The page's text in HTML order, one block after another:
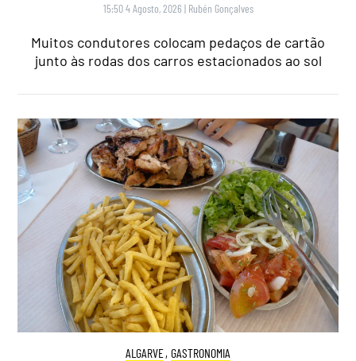
15:50 4 Agosto, 2026 | Rubén Gonçalves
Muitos condutores colocam pedaços de cartão
junto às rodas dos carros estacionados ao sol
ALGARVE, GASTRONOMIA